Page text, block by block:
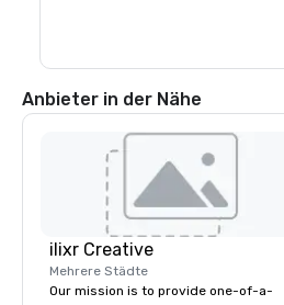
Anbieter in der Nähe
ilixr Creative
Mehrere Städte
Our mission is to provide one-of-a-